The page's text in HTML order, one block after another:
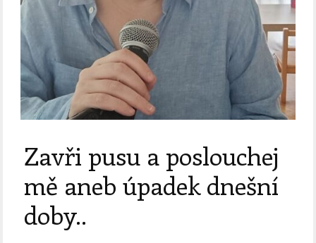
Zavři pusu a poslouchej
mě aneb úpadek dnešní
doby..